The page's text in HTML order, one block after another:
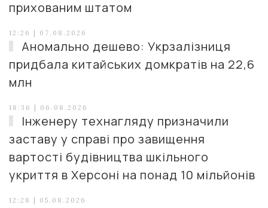
прихованим штатом
12:26 | 07.08.2026
Аномально дешево: Укрзалізниця
придбала китайських домкратів на 22,6
млн
18:36 | 06.08.2026
Інженеру технагляду призначили
заставу у справі про завищення
вартості будівництва шкільного
укриття в Херсоні на понад 10 мільйонів
12:28 | 05.08.2026